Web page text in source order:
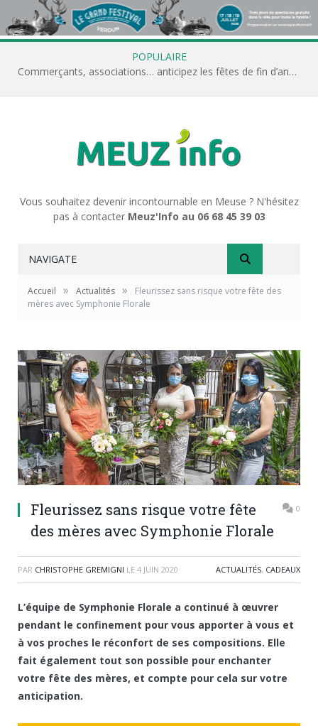
POPULAIRE
Commerçants, associations… anticipez les fêtes de fin d’année avec Meuz’Info
Vous souhaitez devenir incontournable en Meuse ? N'hésitez
pas à contacter Meuz'Info au 06 68 45 39 03
NAVIGATE
Accueil » Actualités »
Fleurissez sans risque votre fête des
mères avec Symphonie Florale
Fleurissez sans risque votre fête
des mères avec Symphonie Florale
0
PAR CHRISTOPHE GREMIGNI LE 4 JUIN 2020 ACTUALITÉS, CADEAUX
L’équipe de Symphonie Florale a continué à œuvrer
pendant le confinement pour vous apporter à vous et
à vos proches le réconfort de ses compositions. Elle
fait également tout son possible pour enchanter
votre fête des mères, et compte pour cela sur votre
anticipation.